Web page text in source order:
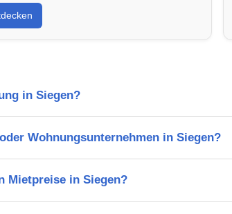
in Siegen?
Wohnungsunternehmen in Siegen?
Mietpreise in Siegen?